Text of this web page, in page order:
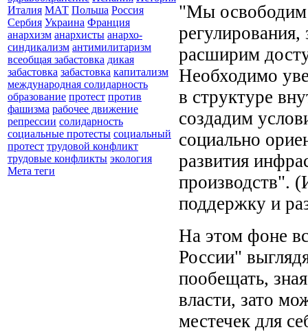
Италия МАТ Польша Россия
Сербия Украина Франция
анархизм анархисты анархо-
синдикализм антимилитаризм
всеобщая забастовка дикая
забастовка забастовка капитализм
международная солидарность
образование протест против
фашизма рабочее движение
репрессии солидарность
социальные протесты социальный
протест трудовой конфликт
трудовые конфликты экология
Мета теги
"Мы освободим
расширим
Необходимо
в структуре
создадим
социально
развития
производств".
поддержку и
На этом фоне
России"
пообещать,
власти, зато
местечек для